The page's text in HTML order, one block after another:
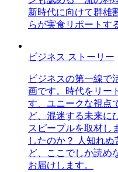
新時代に向けて群雄
らが実食リポートす
ビジネス ストーリー
ビジネスの第一線で
画です。時代をリー
す、ユニークな視点
ど、混迷する未来に
スピープルを取材し
したのか？ 人知れ
ど、ここでしか読め
お届けします。